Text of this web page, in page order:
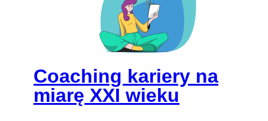
Coaching kariery na
miarę XXI wieku